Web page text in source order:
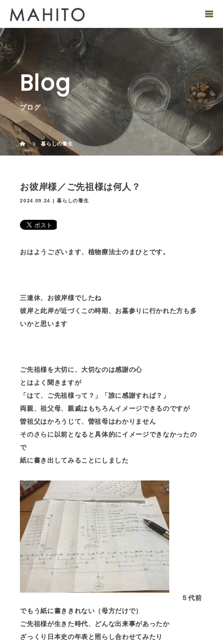
Blog
ブログ
暮らしの養生
お彼岸様／ご先祖様は何人？
2024.09.24 暮らしの養生
おはようございます、植物療法士のまひとです。
三連休、お彼岸様でしたね
彼岸と此岸が近づくこの時期、お墓参りに行かれた方も多
いかと思います
ご先祖様を大切に、大切なのは感謝の心
とはよく聞きますが
「はて、ご先祖様って？」「誰に感謝すれば？」
両親、祖父母、親戚はもちろんイメージできるのですが
曽祖父はかろうじて、曽祖母はわかりません
そのさらに以前となると具体的にイメージできなかったの
で
紙に書き出してみることにしました
５代前
でもう紙に書ききれない（母方だけで）
ご先祖様が生きた時代、どんな出来事があったか
ざっくり日本史の年表と照らし合わせてみたり